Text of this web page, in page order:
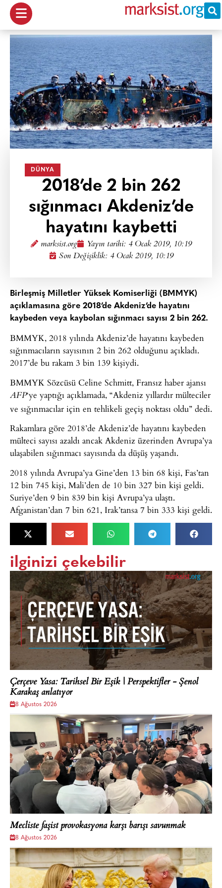
DÜNYA
2018’de 2 bin 262
sığınmacı Akdeniz’de
hayatını kaybetti
marksist.org Yayın tarihi: 4 Ocak 2019, 10:19
Son Değişiklik: 4 Ocak 2019, 10:19
Birleşmiş Milletler Yüksek Komiserliği (BMMYK)
açıklamasına göre 2018’de Akdeniz’de hayatını
kaybeden veya kaybolan sığınmacı sayısı 2 bin 262.
BMMYK, 2018 yılında Akdeniz’de hayatını kaybeden
sığınmacıların sayısının 2 bin 262 olduğunu açıkladı.
2017’de bu rakam 3 bin 139 kişiydi.
BMMYK Sözcüsü Celine Schmitt, Fransız haber ajansı
AFP‘ye yaptığı açıklamada, “Akdeniz yıllardır mülteciler
ve sığınmacılar için en tehlikeli geçiş noktası oldu” dedi.
Rakamlara göre 2018’de Akdeniz’de hayatını kaybeden
mülteci sayısı azaldı ancak Akdeniz üzerinden Avrupa’ya
ulaşabilen sığınmacı sayısında da düşüş yaşandı.
2018 yılında Avrupa’ya Gine’den 13 bin 68 kişi, Fas’tan
12 bin 745 kişi, Mali’den de 10 bin 327 bin kişi geldi.
Suriye’den 9 bin 839 bin kişi Avrupa’ya ulaştı.
Afganistan’dan 7 bin 621, Irak’tansa 7 bin 333 kişi geldi.
ilginizi çekebilir
Çerçeve Yasa: Tarihsel Bir Eşik | Perspektifler - Şenol
Karakaş anlatıyor
8 Ağustos 2026
Mecliste faşist provokasyona karşı barışı savunmak
8 Ağustos 2026